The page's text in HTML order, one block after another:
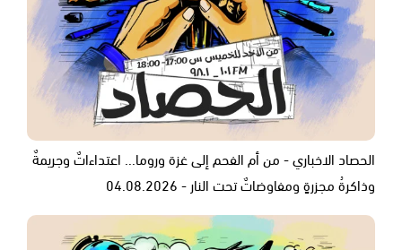
الحصاد الاخباري - من أم الفحم إلى غزة وروما... اعتداءاتٌ وجريمةٌ
وذاكرةُ مجزرةٍ ومفاوضاتٌ تحت النار - 04.08.2026